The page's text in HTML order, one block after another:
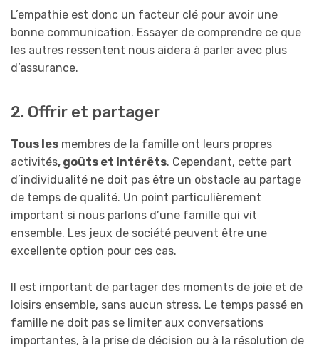
L’empathie est donc un facteur clé pour avoir une
bonne communication. Essayer de comprendre ce que
les autres ressentent nous aidera à parler avec plus
d’assurance.
2. Offrir et partager
Tous les membres de la famille ont leurs propres
activités, goûts et intérêts. Cependant, cette part
d’individualité ne doit pas être un obstacle au partage
de temps de qualité. Un point particulièrement
important si nous parlons d’une famille qui vit
ensemble. Les jeux de société peuvent être une
excellente option pour ces cas.
Il est important de partager des moments de joie et de
loisirs ensemble, sans aucun stress. Le temps passé en
famille ne doit pas se limiter aux conversations
importantes, à la prise de décision ou à la résolution de